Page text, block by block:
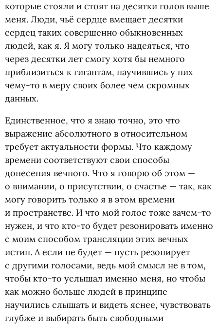
которые стояли и стоят на десятки голов выше
меня. Люди, чьё сердце вмещает десятки
сердец таких совершенно обыкновенных
людей, как я. Я могу только надеяться, что
через десятки лет смогу хотя бы немного
приблизиться к гигантам, научившись у них
чему-то в меру своих более чем скромных
данных.
Единственное, что я знаю точно, это что
выражение абсолютного в относительном
требует актуальности формы. Что каждому
времени соответствуют свои способы
донесения вечного. Что я говорю об этом —
о внимании, о присутствии, о счастье — так, как
могу говорить только я в этом времени
и пространстве. И что мой голос тоже зачем-то
нужен, и что кто-то будет резонировать именно
с моим способом трансляции этих вечных
истин. А если не будет — пусть резонирует
с другими голосами, ведь мой смысл не в том,
чтобы кто-то услышал именно меня, но чтобы
как можно больше людей в принципе
научились слышать и видеть яснее, чувствовать
глубже и выбирать быть свободными